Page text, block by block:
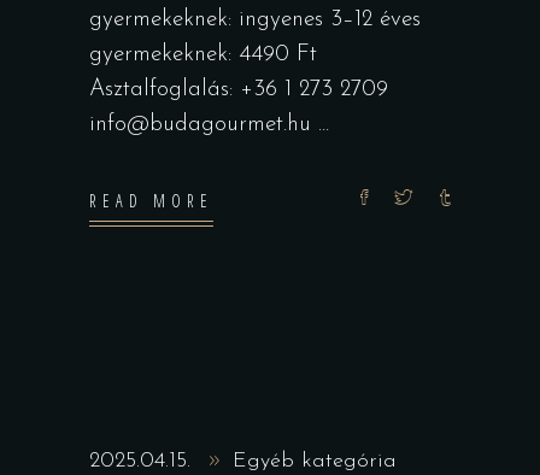
gyermekeknek: ingyenes 3–12 éves
gyermekeknek: 4490 Ft
Asztalfoglalás: +36 1 273 2709
info@budagourmet.hu
READ MORE
2025.04.15. Egyéb kategória